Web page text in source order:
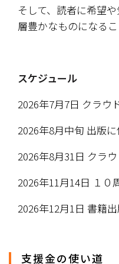
そして、読者に希望
層豊かなものになる
スケジュール
2026年7月7日 クラウ
2026年8月中旬 出版
2026年8月31日 クラ
2026年11月14日 １０
2026年12月1日 書籍
支援金の使い道